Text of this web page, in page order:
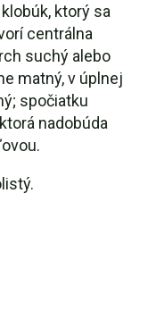
ktorý sa
centrálna
suchý alebo
matný, v úplnej
spočiatku
nadobúda